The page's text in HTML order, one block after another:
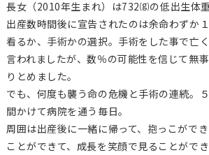
長女（2010年生まれ）は732⒢の低出生体重
出産数時間後に宣告されたのは余命わずか
看るか、手術かの選択。手術をした事で亡
言われましたが、数％の可能性を信じて無
りとめました。
でも、何度も襲う命の危機と手術の連続。
間かけて病院を通う毎日。
周囲は出産後に一緒に帰って、抱っこがで
ことができて、成長を笑顔で見ることがで